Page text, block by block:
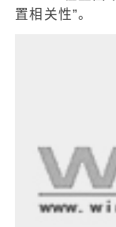
置相关性”。